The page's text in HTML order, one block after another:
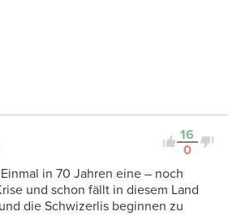
16
0
in 70 Jahren eine – noch
und schon fällt in diesem Land
die Schwizerlis beginnen zu